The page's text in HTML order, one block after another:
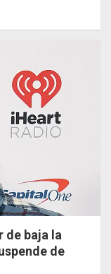
de baja la
de